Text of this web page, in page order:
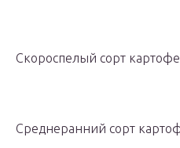
Скороспелый сорт
Среднеранний сорт